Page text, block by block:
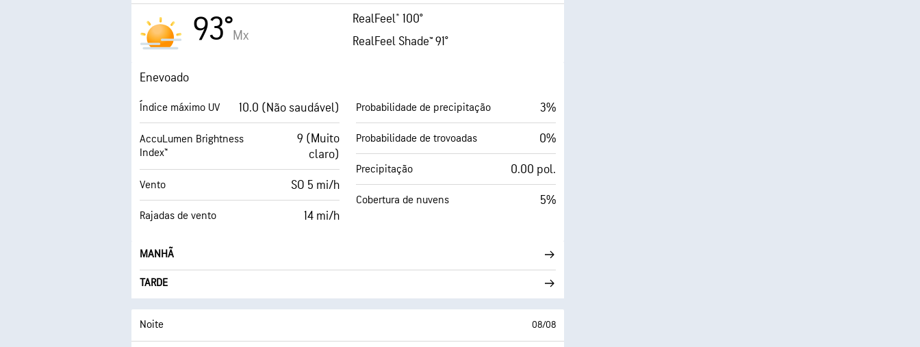
93°Mx
RealFeel® 100°
RealFeel Shade™ 91°
Enevoado
Índice máximo UV 10.0 (Não saudável)
AccuLumen Brightness
Index™
9 (Muito
claro)
Vento SO 5 mi/h
Rajadas de vento 14 mi/h
Probabilidade de precipitação 3%
Probabilidade de trovoadas 0%
Precipitação 0.00 pol.
Cobertura de nuvens 5%
MANHÃ
TARDE
Noite 08/08